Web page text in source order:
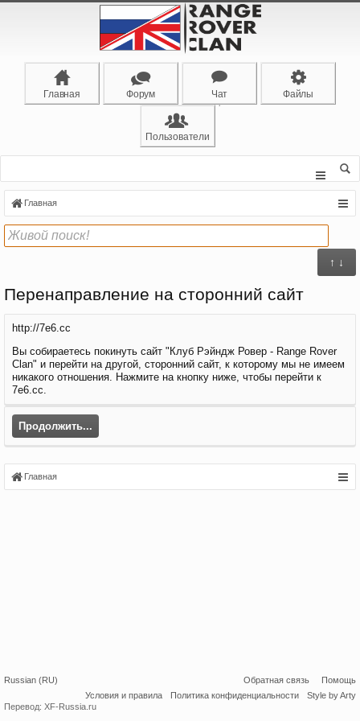
Главная Форум Чат Файлы
Пользователи
Главная
↑ ↓
Перенаправление на сторонний сайт
http://7e6.cc
Вы собираетесь покинуть сайт "Клуб Рэйндж Ровер - Range Rover
Clan" и перейти на другой, сторонний сайт, к которому мы не имеем
никакого отношения. Нажмите на кнопку ниже, чтобы перейти к
7e6.cc.
Продолжить...
Главная
Russian (RU) Обратная связь
Помощь
Условия и правила
Политика конфиденциальности
Style by Arty
Перевод: XF-Russia.ru